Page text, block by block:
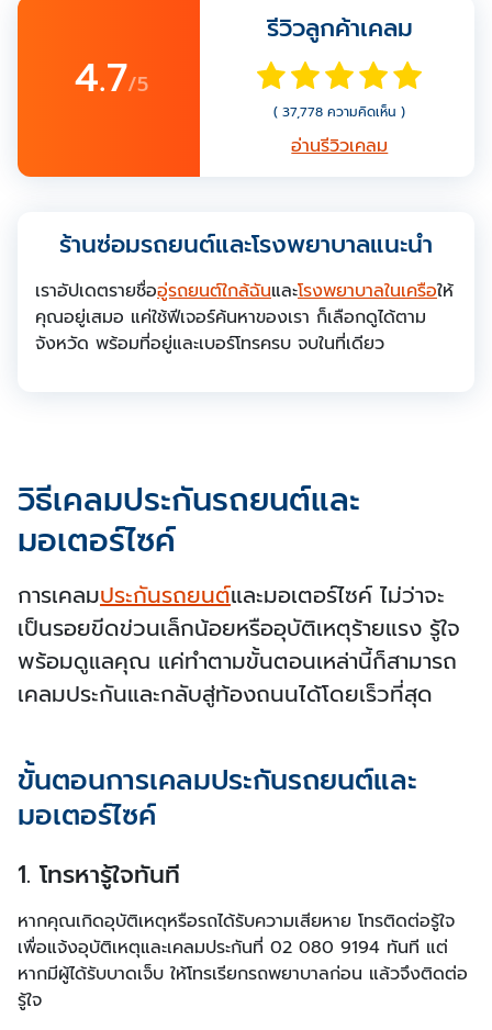
4.7/5
รีวิวลูกค้าเคลม
( 37,778 ความคิดเห็น )
อ่านรีวิวเคลม
ร้านซ่อมรถยนต์และโรงพยาบาลแนะนำ
เราอัปเดตรายชื่ออู่รถยนต์ใกล้ฉันและโรงพยาบาลในเครือให้
คุณอยู่เสมอ แค่ใช้ฟีเจอร์ค้นหาของเรา ก็เลือกดูได้ตาม
จังหวัด พร้อมที่อยู่และเบอร์โทรครบ จบในที่เดียว
วิธีเคลมประกันรถยนต์และ
มอเตอร์ไซค์
การเคลมประกันรถยนต์และมอเตอร์ไซค์ ไม่ว่าจะ
เป็นรอยขีดข่วนเล็กน้อยหรืออุบัติเหตุร้ายแรง รู้ใจ
พร้อมดูแลคุณ แค่ทำตามขั้นตอนเหล่านี้ก็สามารถ
เคลมประกันและกลับสู่ท้องถนนได้โดยเร็วที่สุด
ขั้นตอนการเคลมประกันรถยนต์และ
มอเตอร์ไซค์
1. โทรหารู้ใจทันที
หากคุณเกิดอุบัติเหตุหรือรถได้รับความเสียหาย โทรติดต่อรู้ใจ
เพื่อแจ้งอุบัติเหตุและเคลมประกันที่ 02 080 9194 ทันที แต่
หากมีผู้ได้รับบาดเจ็บ ให้โทรเรียกรถพยาบาลก่อน แล้วจึงติดต่อ
รู้ใจ